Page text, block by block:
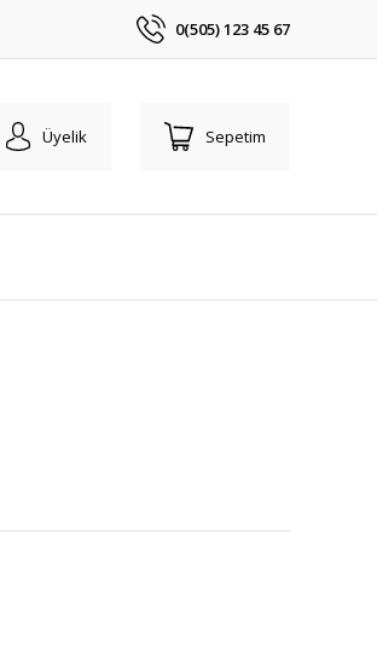
0(505) 123 45 67
Üyelik Sepetim